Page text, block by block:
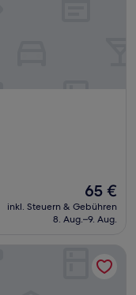
Der
Preis
beträgt
65 €
inkl. Steuern & Gebühren
8. Aug.–9. Aug.